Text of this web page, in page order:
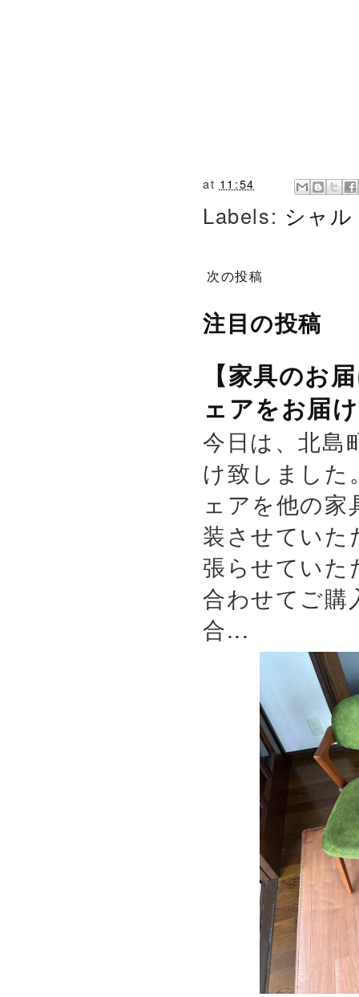
at 11:54
Labels: シャ
次の投稿
注目の投稿
【家具のお
ェアをお届
今日は、北島
け致しまし
ェアを他の
装させていた
張らせていた
合わせてご購
合...